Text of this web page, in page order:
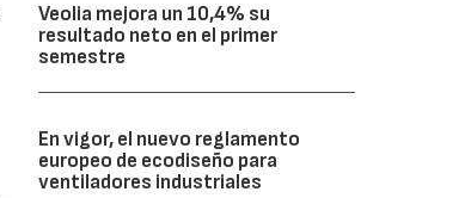
Veolia mejora un 10,4% su
resultado neto en el primer
semestre
En vigor, el nuevo reglamento
europeo de ecodiseño para
ventiladores industriales